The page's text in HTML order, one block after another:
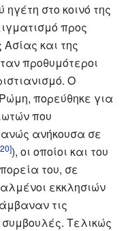
στο κοινό της
προς
και της
προθυμότεροι
Ο
πορεύθηκε για
που
ανήκουσα σε
), οι οποίοι και του
του, σε
εκκλησιών
τις
Τελικώς